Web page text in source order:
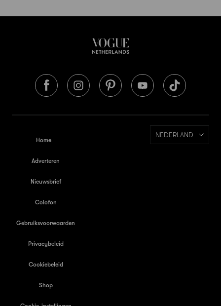
Home
Adverteren
Nieuwsbrief
Colofon
Gebruiksvoorwaarden
Privacybeleid
Cookiebeleid
Shop
NEDERLAND